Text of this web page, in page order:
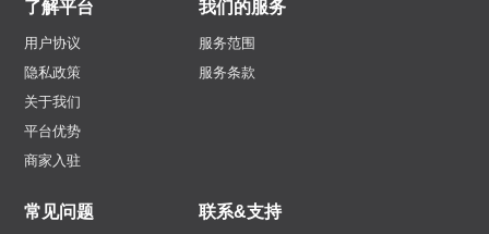
了解平台
用户协议
隐私政策
关于我们
平台优势
商家入驻
我们的服务
服务范围
服务条款
常见问题 联系&支持